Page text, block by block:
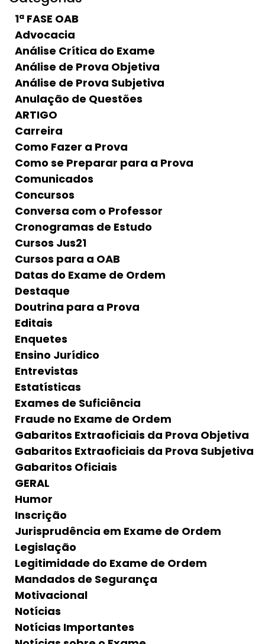
1ª FASE OAB
Advocacia
Análise Crítica do Exame
Análise de Prova Objetiva
Análise de Prova Subjetiva
Anulação de Questões
ARTIGO
Carreira
Como Fazer a Prova
Como se Preparar para a Prova
Comunicados
Concursos
Conversa com o Professor
Cronogramas de Estudo
Cursos Jus21
Cursos para a OAB
Datas do Exame de Ordem
Destaque
Doutrina para a Prova
Editais
Enquetes
Ensino Jurídico
Entrevistas
Estatísticas
Exames de Suficiência
Fraude no Exame de Ordem
Gabaritos Extraoficiais da Prova Objetiva
Gabaritos Extraoficiais da Prova Subjetiva
Gabaritos Oficiais
GERAL
Humor
Inscrição
Jurisprudência em Exame de Ordem
Legislação
Legitimidade do Exame de Ordem
Mandados de Segurança
Motivacional
Notícias
Notícias Importantes